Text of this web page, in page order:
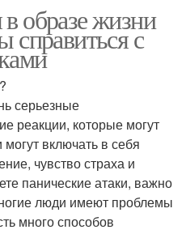
образе жизни
справиться с
серьезные
реакции, которые могут
включать в себя
чувство страха и
панические атаки, важно
люди имеют проблемы
много способов